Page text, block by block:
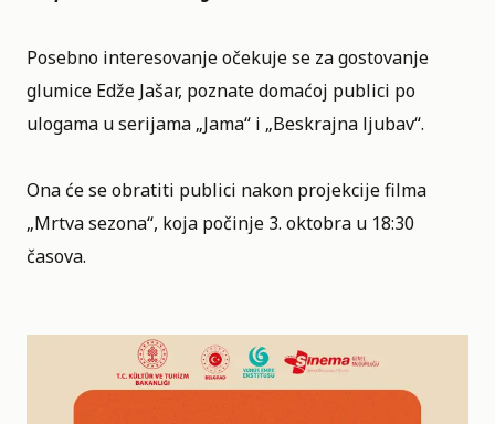
Posebno interesovanje očekuje se za gostovanje
glumice Edže Jašar, poznate domaćoj publici po
ulogama u serijama „Jama“ i „Beskrajna ljubav“.
Ona će se obratiti publici nakon projekcije filma
„Mrtva sezona“, koja počinje 3. oktobra u 18:30
časova.